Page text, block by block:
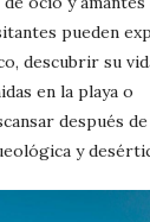
pueden
descubrir su
en la playa o
después de
y